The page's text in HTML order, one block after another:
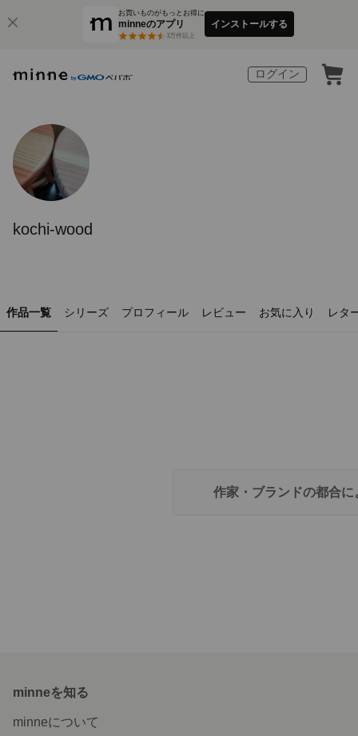
お買いものがもっとお得に
minneのアプリ
3万件以上
インストールする
ログイン
kochi-wood
作品一覧 シリーズ プロフィール レビュー お気に入り レタ
作家・ブランドの都合
minneを知る
minneについて